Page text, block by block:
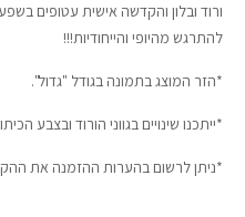
ורוד ובלון והקדשה אישית עטופים
להתרגש מהיופי והייחודיות!!!
*הזר המוצג בתמונה בגודל "גדול".
*ייתכנו שינויים בגווני הורוד ובצבע
*ניתן לרשום בהערות ההזמנה את ההקדשה